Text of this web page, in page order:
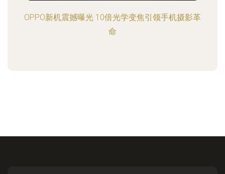
OPPO新机震撼曝光 10倍光学变焦引领手机摄影革
命